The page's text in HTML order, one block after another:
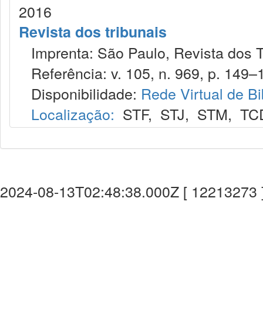
2016
Revista dos tribunais
Imprenta: São Paulo, Revista dos
Referência: v. 105, n. 969, p.
Disponibilidade: Rede Virtual de
Localização: STF, STJ, STM,
2024-08-13T02:48:38.000Z [ 12213273